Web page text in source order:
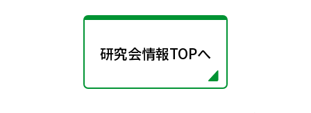
研究会情報TOPへ